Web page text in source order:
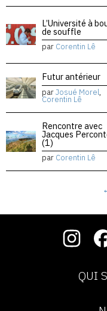
L’Université à
de souffle
par Corentin Lê
Futur antérieur
parJosué Morel,
Corentin Lê
Rencontre avec
Jacques
(1)
par Corentin Lê
QUI